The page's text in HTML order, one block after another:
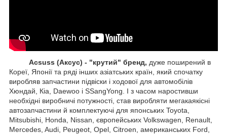
Acsuss (Аксус) - "крутий" бренд, дуже поширений в
Кореї, Японії та ряді інших азіатських країн, який спочатку
виробляв запчастини підвіски і ходової для автомобілів
Хюндай, Кіа, Daewoo і SSangYong. І з часом наростивши
необхідні виробничі потужності, став виробляти мегакаякісні
автозапчастини й комплектуючі для японських Toyota,
Mitsubishi, Honda, Nissan, європейських Volkswagen, Renault,
Mercedes, Audi, Peugeot, Opel, Citroen, американських Ford,